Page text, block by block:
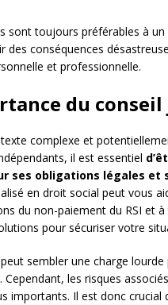
sont toujours préférables à
des conséquences
et professionnelle.
du
complexe et
il est essentiel
ses obligations légales et
en droit social peut vous
du non-paiement du RSI et
pour sécuriser votre
peut sembler une charge
Cependant, les risques
importants. Il est donc crucial